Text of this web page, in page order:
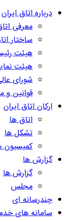
درباره اتاق ایران
معرفی
ساختار
هیئت
هیئت
شورای
قوانین و
ارکان اتاق ایران
اتاق ها
تشکل ها
کمیسیون
گزارش ها
گزارش ها
مجلس
چندرسانه ای
سامانه های